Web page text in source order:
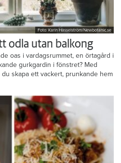
Foto: Karin Hasselström/Newbotanic.se
odla utan balkong
oas i vardagsrummet, en örtagård i
gurkgardin i fönstret? Med
skapa ett vackert, prunkande hem